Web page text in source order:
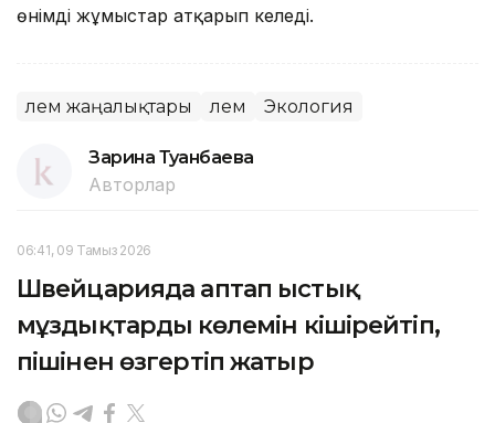
өнімді жұмыстар атқарып келеді.
Әлем жаңалықтары Әлем Экология
Зарина Туғанбаева
Авторлар
06:41, 09 Тамыз 2026
Швейцарияда аптап ыстық
мұздықтардың көлемін кішірейтіп,
пішінен өзгертіп жатыр